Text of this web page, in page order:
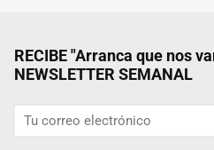
RECIBE "Arranca que nos
NEWSLETTER SEMANAL